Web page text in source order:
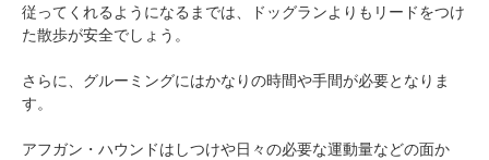
従ってくれるようになるまでは、ドッグランよりもリードをつけ
た散歩が安全でしょう。
さらに、グルーミングにはかなりの時間や手間が必要となりま
す。
アフガン・ハウンドはしつけや日々の必要な運動量などの面か